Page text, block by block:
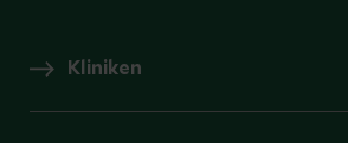
Kliniken